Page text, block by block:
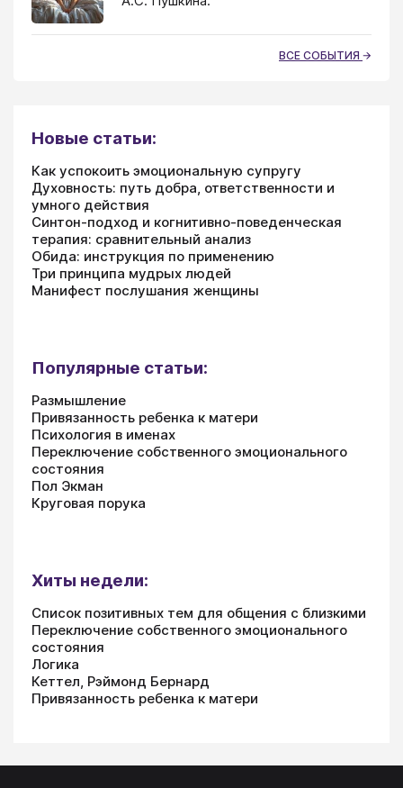
ВСЕ СОБЫТИЯ
Новые статьи:
Как успокоить эмоциональную супругу
Духовность: путь добра, ответственности и
умного действия
Синтон-подход и когнитивно-поведенческая
терапия: сравнительный анализ
Обида: инструкция по применению
Три принципа мудрых людей
Манифест послушания женщины
Популярные статьи:
Размышление
Привязанность ребенка к матери
Психология в именах
Переключение собственного эмоционального
состояния
Пол Экман
Круговая порука
Хиты недели:
Список позитивных тем для общения с близкими
Переключение собственного эмоционального
состояния
Логика
Кеттел, Рэймонд Бернард
Привязанность ребенка к матери